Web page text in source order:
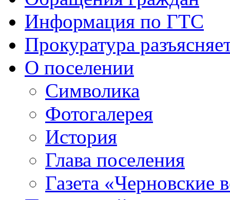
Информация по ГТС
Прокуратура
О поселении
Символика
Фотогалерея
История
Глава поселения
Газета «Черновские